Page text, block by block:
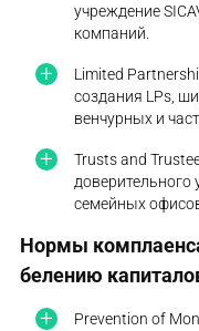
учреждение
компаний.
Limited
создания LPs,
венчурных и
Trusts and
семейных
Нормы
белению
Prevention of